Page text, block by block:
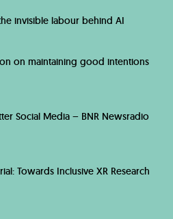
invisible labour behind AI
on maintaining good intentions
Social Media – BNR Newsradio
Towards Inclusive XR Research